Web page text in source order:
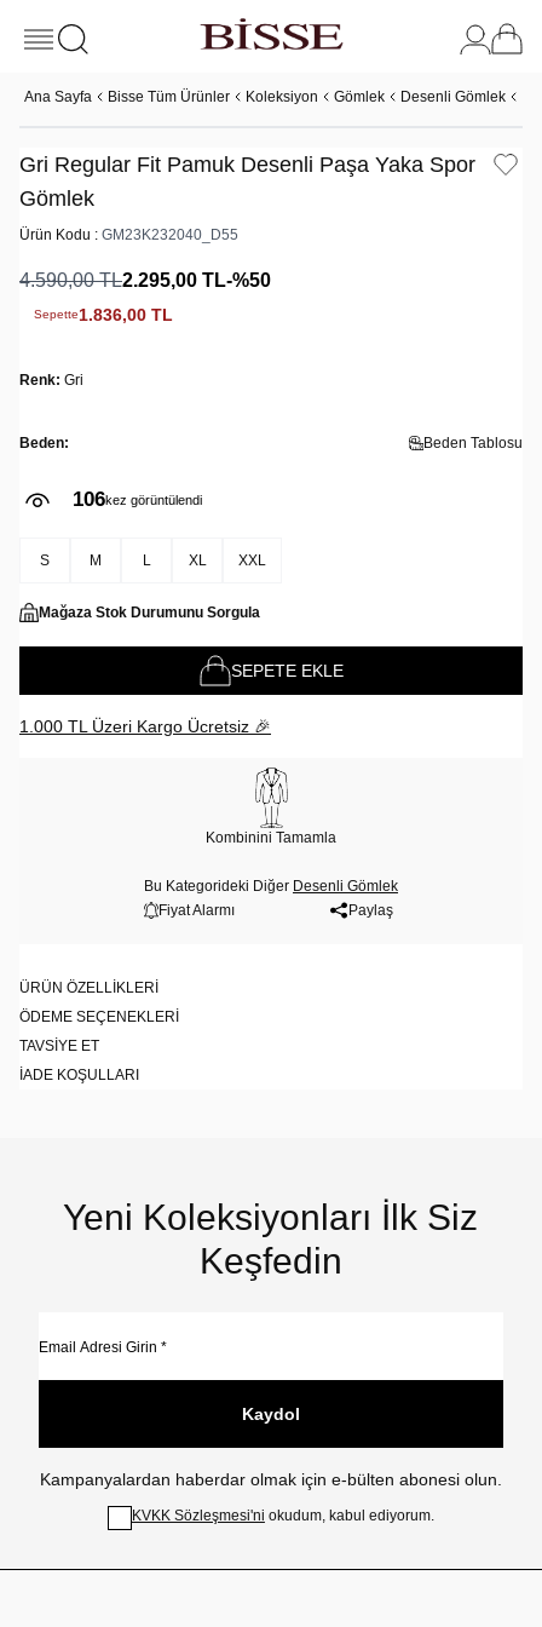
Ana Sayfa Bisse Tüm Ürünler Koleksiyon Gömlek Desenli Gömlek
Gri Regular Fit Pamuk Desenli Paşa Yaka Spor
Gömlek
Ürün Kodu : GM23K232040_D55
4.590,00TL2.295,00 TL-%50
Sepette1.836,00 TL
Renk: Gri
Beden: Beden Tablosu
106kez görüntülendi
S M L XL XXL
Mağaza Stok Durumunu Sorgula
SEPETE EKLE
1.000 TL Üzeri Kargo Ücretsiz 🎉
Kombinini Tamamla
Bu Kategorideki Diğer Desenli Gömlek
Fiyat Alarmı
Paylaş
ÜRÜN ÖZELLIKLERI
ÖDEME SEÇENEKLERI
TAVSIYE ET
İADE KOŞULLARI
Yeni Koleksiyonları İlk Siz
Keşfedin
Kaydol
Kampanyalardan haberdar olmak için e-bülten abonesi olun.
KVKK Sözleşmesi'ni okudum, kabul ediyorum.